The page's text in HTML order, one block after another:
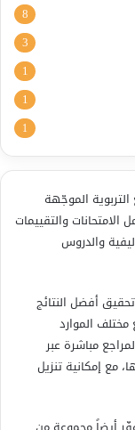
8
3
1
1
1
الموجّهة
الامتحانات والتقييمات
والدروس
أفضل النتائج
الموارد
مباشرة عبر
مع إمكانية تنزيل